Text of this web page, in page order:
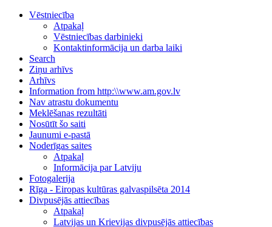
Vēstniecība
Atpakaļ
Vēstniecības darbinieki
Kontaktinformācija un darba laiki
Search
Ziņu arhīvs
Arhīvs
Information from http:\\www.am.gov.lv
Nav atrastu dokumentu
Meklēšanas rezultāti
Nosūtīt šo saiti
Jaunumi e-pastā
Noderīgas saites
Atpakaļ
Informācija par Latviju
Fotogalerija
Rīga - Eiropas kultūras galvaspilsēta 2014
Divpusējās attiecības
Atpakaļ
Latvijas un Krievijas divpusējās attiecības